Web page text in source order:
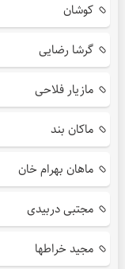
کوشان
گرشا رضایی
مازیار فلاحی
ماکان بند
ماهان بهرام خان
مجتبی دربیدی
مجید خراطها